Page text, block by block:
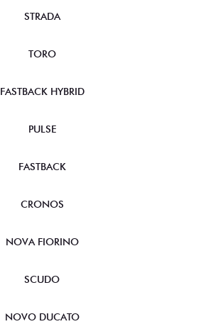
STRADA
TORO
FASTBACK HYBRID
PULSE
FASTBACK
CRONOS
NOVA FIORINO
SCUDO
NOVO DUCATO